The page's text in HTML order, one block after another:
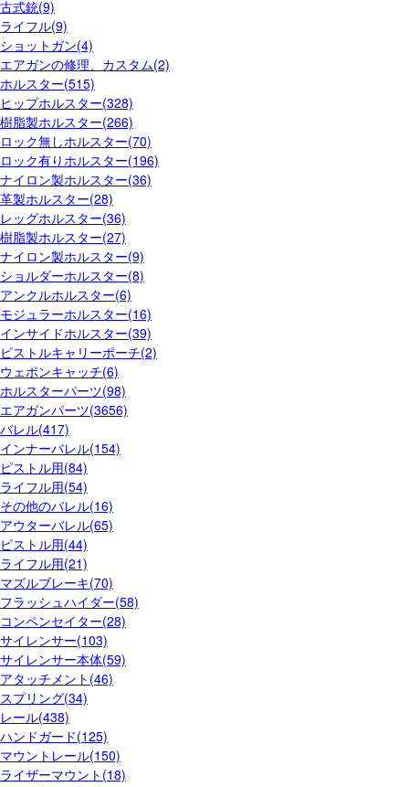
古式銃(9)
ライフル(9)
ショットガン(4)
エアガンの修理、カスタム(2)
ホルスター(515)
ヒップホルスター(328)
樹脂製ホルスター(266)
ロック無しホルスター(70)
ロック有りホルスター(196)
ナイロン製ホルスター(36)
革製ホルスター(28)
レッグホルスター(36)
樹脂製ホルスター(27)
ナイロン製ホルスター(9)
ショルダーホルスター(8)
アンクルホルスター(6)
モジュラーホルスター(16)
インサイドホルスター(39)
ピストルキャリーポーチ(2)
ウェポンキャッチ(6)
ホルスターパーツ(98)
エアガンパーツ(3656)
バレル(417)
インナーバレル(154)
ピストル用(84)
ライフル用(54)
その他のバレル(16)
アウターバレル(65)
ピストル用(44)
ライフル用(21)
マズルブレーキ(70)
フラッシュハイダー(58)
コンペンセイター(28)
サイレンサー(103)
サイレンサー本体(59)
アタッチメント(46)
スプリング(34)
レール(438)
ハンドガード(125)
マウントレール(150)
ライザーマウント(18)